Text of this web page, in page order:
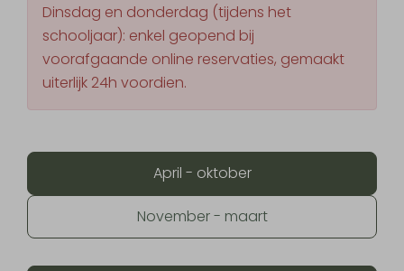
Dinsdag en donderdag (tijdens het
schooljaar): enkel geopend bij
voorafgaande online reservaties, gemaakt
uiterlijk 24h voordien.
April - oktober
November - maart